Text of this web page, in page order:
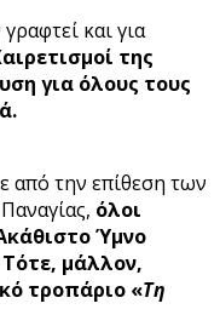
και για
της
για όλους τους
από την επίθεση των
όλοι
Ύμνο
Τότε, μάλλον,
τροπάριο «Τη